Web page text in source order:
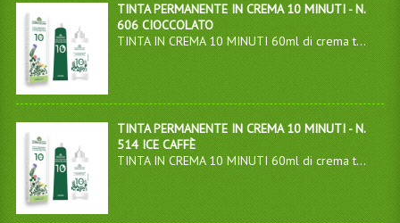
TINTA PERMANENTE IN CREMA 10 MINUTI - N.
606 CIOCCOLATO
TINTA IN CREMA 10 MINUTI 60ml di crema t...
TINTA PERMANENTE IN CREMA 10 MINUTI - N.
514 ICE CAFFÈ
TINTA IN CREMA 10 MINUTI 60ml di crema t...